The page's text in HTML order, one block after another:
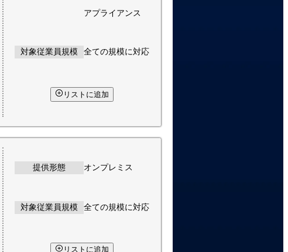
アプライアンス
対象従業員規模 全ての規模に対応
リストに追加
提供形態 オンプレミス
対象従業員規模 全ての規模に対応
リストに追加